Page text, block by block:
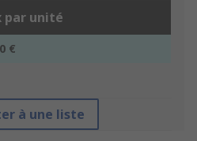
par unité
€
à une liste